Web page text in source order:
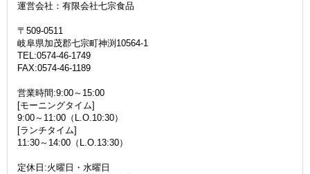
運営会社：有限会社七宗食品
〒509-0511
岐阜県加茂郡七宗町神渕10564-1
TEL:0574-46-1749
FAX:0574-46-1189
営業時間:9:00～15:00
[モーニングタイム]
9:00～11:00（L.O.10:30）
[ランチタイム]
11:30～14:00（L.O.13:30）
定休日:火曜日・水曜日